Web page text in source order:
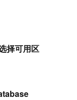
择可用区